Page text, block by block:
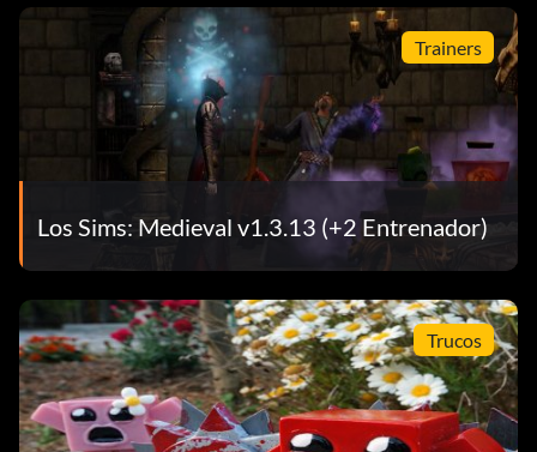
Trainers
Los Sims: Medieval v1.3.13 (+2 Entrenador)
Trucos